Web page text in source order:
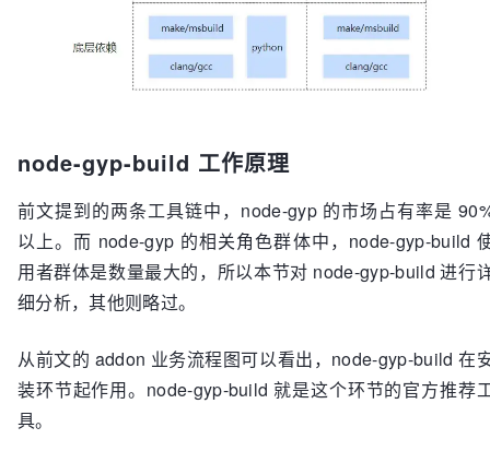
node-gyp-build 工作原理
前文提到的两条工具链中，node-gyp 的市场占有率是
以上。而 node-gyp 的相关角色群体中，node-gyp-build
用者群体是数量最大的，所以本节对 node-gyp-build 进行
细分析，其他则略过。
从前文的 addon 业务流程图可以看出，node-gyp-build 在
装环节起作用。node-gyp-build 就是这个环节的官方推荐
具。